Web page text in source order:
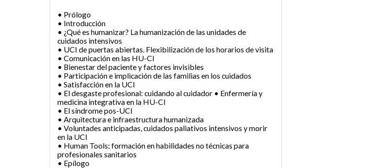
• Prólogo
• Introducción
• ¿Qué es humanizar? La humanización de las unidades de
cuidados intensivos
• UCI de puertas abiertas. Flexibilización de los horarios de visita
• Comunicación en las HU-CI
• Bienestar del paciente y factores invisibles
• Participación e implicación de las familias en los cuidados
• Satisfacción en la UCI
• El desgaste profesional: cuidando al cuidador • Enfermería y
medicina integrativa en la HU-CI
• El síndrome pos-UCI
• Arquitectura e infraestructura humanizada
• Voluntades anticipadas, cuidados paliativos intensivos y morir
en la UCI
• Human Tools: formación en habilidades no técnicas para
profesionales sanitarios
• Epílogo